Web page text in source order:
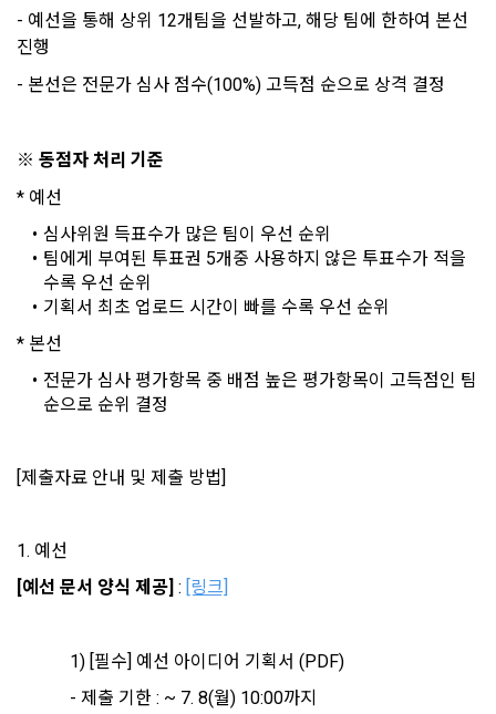
명, 사업자등록번호, 연락처 등을 "회원"이 알 수 있도록 초기 화
면에 게시하거나 기타의 방법으로 "회원"에게 공지해야 한다.
신사업법, 정보통신망이용촉진등에관한법률, 전자상거래 등에
관련법을 위배하지 않는 범위에서 이 약관을 개정할 수 있다.
3. "회사"는 "서비스"에 대해 별도의 이용약관 또는 정책(이하
“별도약관”)을 둘 수 있으며, 그 내용이 이 약관과 충돌하는 경우
“별도약관”이 우선하여 적용된다.
4. “회사”의 영업상 중요한 사유 또는 관계 법령에 의한 변경사
유가 있을 때, 약관을 변경할 수 있으며, 약관을 개정할 경우에는
이지의 공지게시판에 그 적용일자 7일 이전부터 적용일자 전일
까지 공지한다.
5. '회사' 약관의 조항에 따른 정책을 제정 및 변경할 권리를 가지
용일자 전일까지 공지한다.
경된 약관이 공지된 지 15일 이내에 거부의사를 표명할 수 있다.
"회원"이 거부하는 경우 본 서비스 제공자인 "회사"는 15일의 기
간을 정하여 "회원"에게 사전 통지 후 당해 "회원"과의 계약을 해
으로 간주한다.
규 서비스 개발을 위한 통계 및 접속빈도 파악, 통계학적 특성에
따른 광고, 이벤트 정보 및 참여기회 제공
3. 수집하는 개인정보 항목 및 수집방법
가. 수집하는 개인정보의 항목
1) 회원가입 시 수집하는 항목
필수 항목 : 아이디, 비밀번호, 이름, 닉네임, 이메일
니다. 추가로 개인정보를 수집할 경우에는 해당 개인정보 수집
를 받습니다.
필수 항목: 이름, 이메일, 핸드폰 번호, 경력, 신입/경력 해당 사항
대회 코드 링크1개, 구직 의향, 희망근무지역
- 예선을 통해 상위 12개팀을 선발하고, 해당 팀에 한하여 본선
진행
- 본선은 전문가 심사 점수(100%) 고득점 순으로 상격 결정
※ 동점자 처리 기준
* 예선
심사위원 득표수가 많은 팀이 우선 순위
팀에게 부여된 투표권 5개중 사용하지 않은 투표수가 적을
수록 우선 순위
기획서 최초 업로드 시간이 빠를 수록 우선 순위
* 본선
전문가 심사 평가항목 중 배점 높은 평가항목이 고득점인 팀
순으로 순위 결정
[제출자료 안내 및 제출 방법]
1. 예선
[예선 문서 양식 제공] : [링크]
1) [필수] 예선 아이디어 기획서 (PDF)
- 제출 기한 : ~ 7. 8(월) 10:00까지